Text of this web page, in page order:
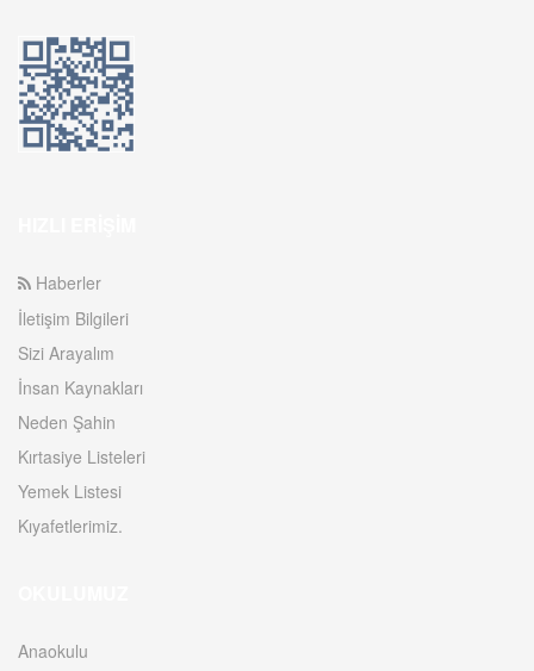
Haberler
İletişim Bilgileri
Sizi Arayalım
İnsan Kaynakları
Neden Şahin
Kırtasiye Listeleri
Yemek Listesi
Kıyafetlerimiz.
Anaokulu